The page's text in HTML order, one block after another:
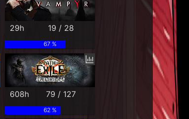
29h 19 / 28
67 %
608h 79 / 127
62 %